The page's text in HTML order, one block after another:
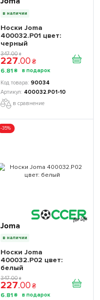
в наличии
Носки Joma
400032.P01 цвет:
черный
347.00 ₴
227.00 ₴
6.81 ₴
90034
400032.P01-10
в сравнение
-35%
Joma
в наличии
Носки Joma
400032.P02 цвет:
белый
347.00 ₴
227.00 ₴
6.81 ₴